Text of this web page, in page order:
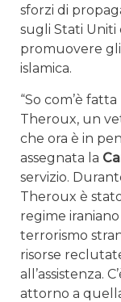
sforzi di
sugli Stati Uniti
promuovere
islamica.
“So com’è
Theroux, un
che ora è in
assegnata la
servizio.
Theroux è
regime
terrorismo
risorse
all’assistenza.
attorno a